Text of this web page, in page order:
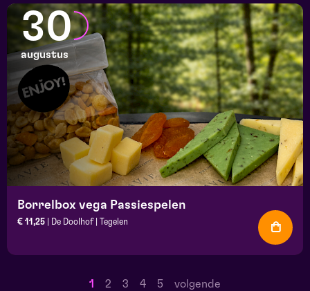
30
augustus
Borrelbox vega Passiespelen
€ 11,25 | De Doolhof | Tegelen
1 2 3 4 5 volgende